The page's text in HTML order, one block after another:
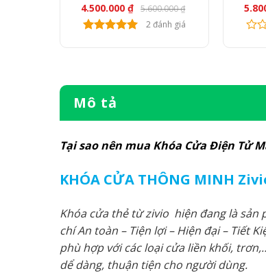
5.600.000₫
Giá
gốc
là:
4.500.000₫ Giá
hiện
tại 2 đánh giá
Mô tả
Tại sao nên mua Khóa Cửa Điện Tử
KHÓA CỬA THÔNG MINH
Khóa cửa thẻ từ zivio hiện đang là sản
chí An toàn – Tiện lợi – Hiện đại – Tiết
phù hợp với các loại cửa liền khối,
dể dàng, thuận tiện cho người dùng.